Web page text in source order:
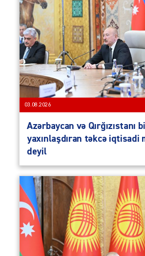
03.08.2026
Azərbaycan və Qırğızıstanı
yaxınlaşdıran təkcə iqtisadi
deyil